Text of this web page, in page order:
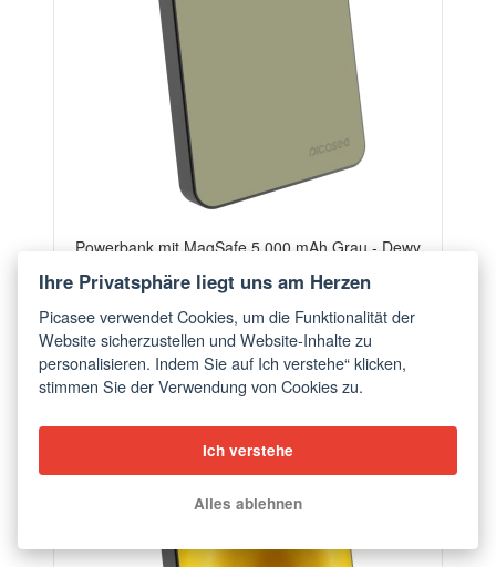
Powerbank mit MagSafe 5 000 mAh Grau - Dewy
ab €56,90
Ihre Privatsphäre liegt uns am Herzen
Picasee verwendet Cookies, um die Funktionalität der
Website sicherzustellen und Website-Inhalte zu
personalisieren. Indem Sie auf Ich verstehe“ klicken,
stimmen Sie der Verwendung von Cookies zu.
Ich verstehe
Alles ablehnen